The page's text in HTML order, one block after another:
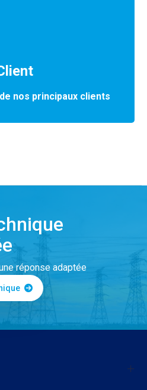
nos principaux clients
réponse adaptée